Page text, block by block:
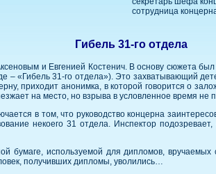
сотрудница
Гибель 31-го отдела
и Евгенией Костенич. В основу сюжета
– «Гибель 31-го отдела»). Это захватывающий
приходит анонимка, в которой говорится о
на место, но взрыва в условленное время не
в том, что руководство концерна
некоего 31 отдела. Инспектор
бумаге, используемой для дипломов, вручаемых
получивших дипломы, уволились…